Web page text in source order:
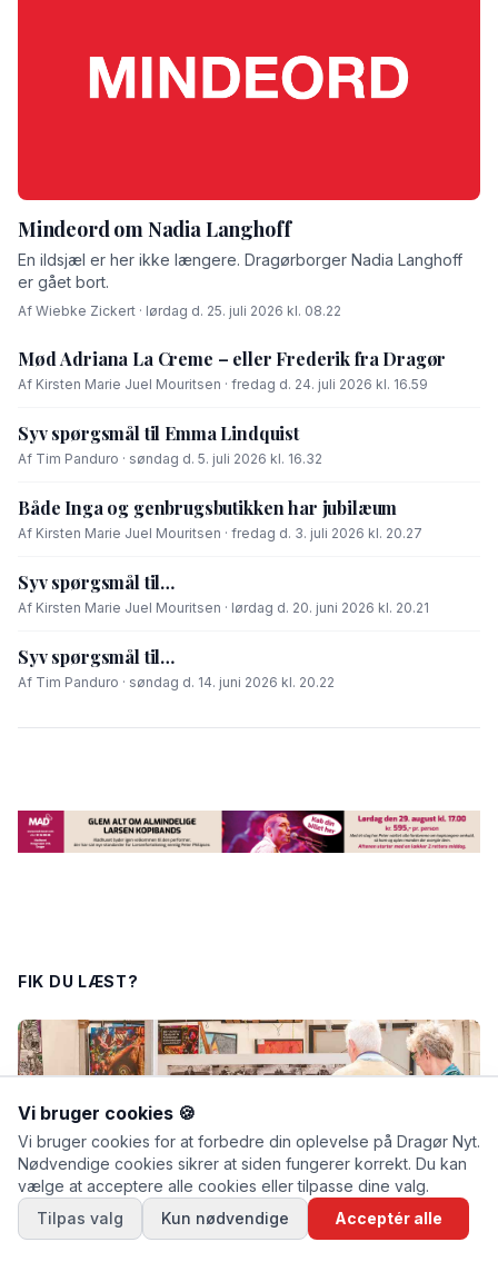
Mindeord om Nadia Langhoff
En ildsjæl er her ikke længere. Dragørborger Nadia Langhoff
er gået bort.
Af Wiebke Zickert · lørdag d. 25. juli 2026 kl. 08.22
Mød Adriana La Creme – eller Frederik fra Dragør
Af Kirsten Marie Juel Mouritsen · fredag d. 24. juli 2026 kl. 16.59
Syv spørgsmål til Emma Lindquist
Af Tim Panduro · søndag d. 5. juli 2026 kl. 16.32
Både Inga og genbrugsbutikken har jubilæum
Af Kirsten Marie Juel Mouritsen · fredag d. 3. juli 2026 kl. 20.27
Syv spørgsmål til…
Af Kirsten Marie Juel Mouritsen · lørdag d. 20. juni 2026 kl. 20.21
Syv spørgsmål til…
Af Tim Panduro · søndag d. 14. juni 2026 kl. 20.22
FIK DU LÆST?
Vi bruger cookies 🍪
Vi bruger cookies for at forbedre din oplevelse på Dragør Nyt.
Nødvendige cookies sikrer at siden fungerer korrekt. Du kan
vælge at acceptere alle cookies eller tilpasse dine valg.
Tilpas valg
Kun nødvendige Acceptér alle